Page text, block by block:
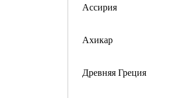
Ассирия
Ахикар
Древняя Греция